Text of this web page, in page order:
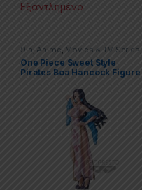
Εξαντλημένο
9in,Anime, Movies & TV Series,
One-Piece PVC Figures
One Piece Sweet Style
Pirates Boa Hancock Figure